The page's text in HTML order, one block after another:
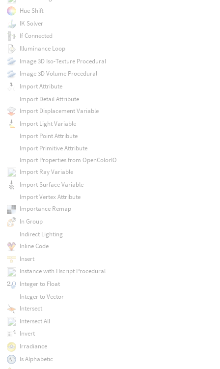
Hue Shift
IK Solver
If Connected
Illuminance Loop
Image 3D Iso-Texture Procedural
Image 3D Volume Procedural
Import Attribute
Import Detail Attribute
Import Displacement Variable
Import Light Variable
Import Point Attribute
Import Primitive Attribute
Import Properties from OpenColorIO
Import Ray Variable
Import Surface Variable
Import Vertex Attribute
Importance Remap
In Group
Indirect Lighting
Inline Code
Insert
Instance with Hscript Procedural
Integer to Float
Integer to Vector
Intersect
Intersect All
Invert
Irradiance
Is Alphabetic